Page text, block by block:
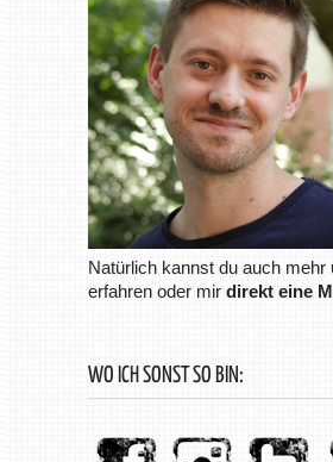
Natürlich kannst du auch mehr
erfahren oder mir direkt eine
WO ICH SONST SO BIN: